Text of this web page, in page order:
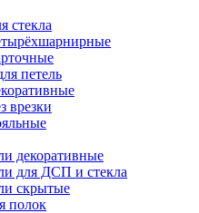
стекла
петель
врезки
декоративные
для ДСП и стекла
скрытые
полок